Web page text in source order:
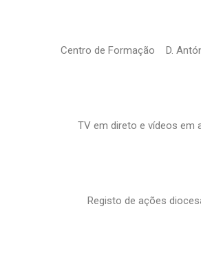
Centro de Formação D.
TV em direto e vídeos em
Registo de ações